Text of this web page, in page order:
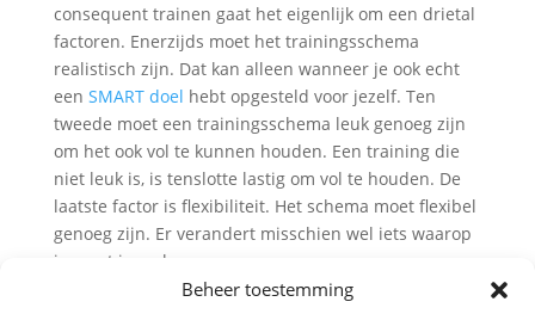
Beheer toestemming
consequent trainen gaat het eigenlijk om een drietal
factoren. Enerzijds moet het trainingsschema
realistisch zijn. Dat kan alleen wanneer je ook echt
een SMART doel hebt opgesteld voor jezelf. Ten
tweede moet een trainingsschema leuk genoeg zijn
om het ook vol te kunnen houden. Een training die
niet leuk is, is tenslotte lastig om vol te houden. De
laatste factor is flexibiliteit. Het schema moet flexibel
genoeg zijn. Er verandert misschien wel iets waarop
je moet inspelen.